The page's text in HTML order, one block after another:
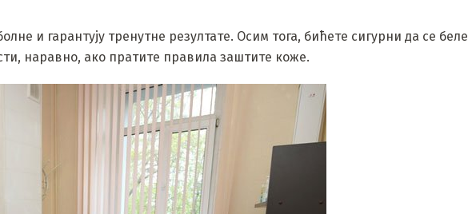
и гарантују тренутне резултате. Осим тога, бићете сигурни да се беле
наравно, ако пратите правила заштите коже.